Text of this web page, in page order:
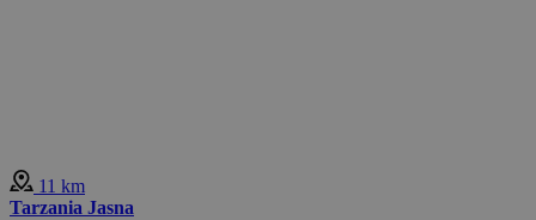
11 km
Tarzania Jasna